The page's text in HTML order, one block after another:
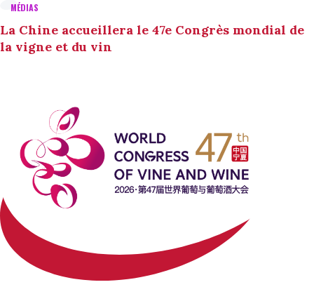
MÉDIAS
La Chine accueillera le 47e Congrès mondial de
la vigne et du vin